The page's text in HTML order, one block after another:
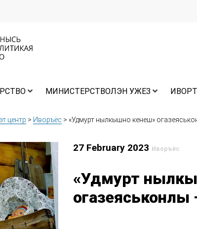
МИНИСТЕРСТВОЛЭН УЖЕЗ
центр > Иворъёс > «Удмурт нылкышно кенеш»
27 February 2023 Иворъёс
«Удмурт
огазеяськонлы